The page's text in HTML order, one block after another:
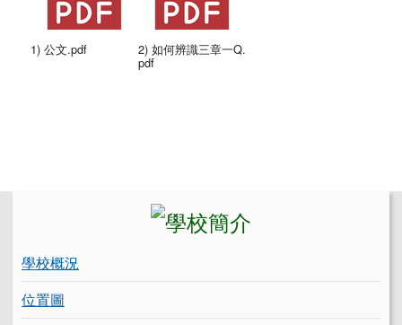
1) 公文.pdf 2) 如何辨識三章一Q.
pdf
學校概況
位置圖